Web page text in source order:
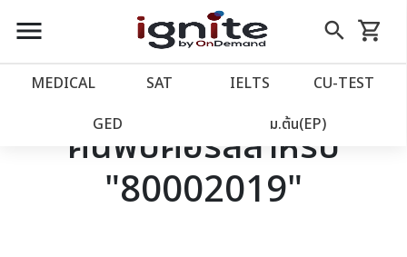
close
account_balance หน้าแรก
เว็บไซต์อิกไนท์
โปรโมชั่น
menu search
Skip
to
shopping_cart
รถเข็น
MEDICAL SAT IELTS CU‑TEST
GED ม.ต้น(EP)
ค้นพบคอร์สสำหรับ
"80002019"